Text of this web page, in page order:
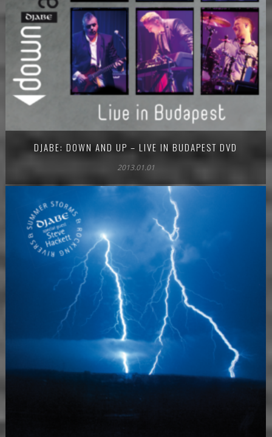
DJABE: DOWN AND UP – LIVE IN BUDAPEST DVD
2013.01.01